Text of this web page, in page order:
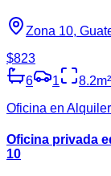
Zona 10,
$823
6
1 8.2m²
Oficina en Alquiler
Oficina privada
10